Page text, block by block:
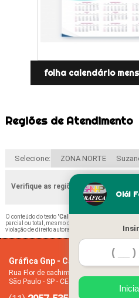
folha calendário
Regiões de Atendimento
Selecione: ZONA NORTE
Verifique as regiões que atendemos
O conteúdo do texto "Calendário Folha A4
parcial ou total, mesmo citando nossos links, é
violação de direito autoral – artigo 184 do Código
Gráfica Gnp - Cartão de visita
Rua Flor de cachimbo, 274 - Jardim
São Paulo - SP - CEP: 08050-040
Olá!